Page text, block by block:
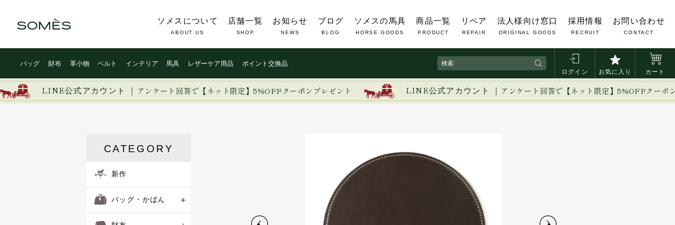
バッグ 財布 革小物 ベルト インテリア 馬具 レザーケア用品 ポイント交換品
ログイン お気に入り カート
ソメスについて
ABOUT US
店舗一覧
SHOP
お知らせ
NEWS
ブログ
BLOG
ソメスの馬具
HORSE GOODS
商品一覧
PRODUCT
リペア
REPAIR
法人様向け窓口
ORIGINAL GOODS
採用情報
RECRUIT
お問い合わせ
CONTACT
LINE公式アカウント ｜ アンケート回答で【ネット限定】5%OFFクーポンプレゼント LINE公式アカウント ｜ アンケート回答で【ネット限定】5%OFFクーポ
CATEGORY
新作
バッグ・かばん